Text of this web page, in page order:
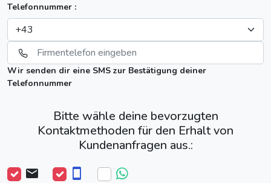
Telefonnummer :
Wir senden dir eine SMS zur Bestätigung deiner
Telefonnummer
Bitte wähle deine bevorzugten
Kontaktmethoden für den Erhalt von
Kundenanfragen aus.: